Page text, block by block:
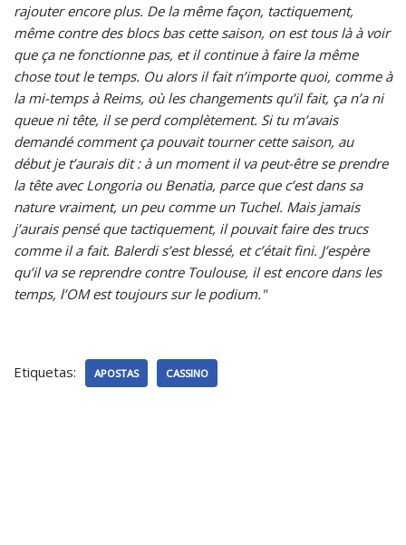
rajouter encore plus. De la même façon, tactiquement,
même contre des blocs bas cette saison, on est tous là à voir
que ça ne fonctionne pas, et il continue à faire la même
chose tout le temps. Ou alors il fait n’importe quoi, comme à
la mi-temps à Reims, où les changements qu’il fait, ça n’a ni
queue ni tête, il se perd complètement. Si tu m’avais
demandé comment ça pouvait tourner cette saison, au
début je t’aurais dit : à un moment il va peut-être se prendre
la tête avec Longoria ou Benatia, parce que c’est dans sa
nature vraiment, un peu comme un Tuchel. Mais jamais
j’aurais pensé que tactiquement, il pouvait faire des trucs
comme il a fait. Balerdi s’est blessé, et c’était fini. J’espère
qu’il va se reprendre contre Toulouse, il est encore dans les
temps, l’OM est toujours sur le podium."
Etiquetas: APOSTAS CASSINO